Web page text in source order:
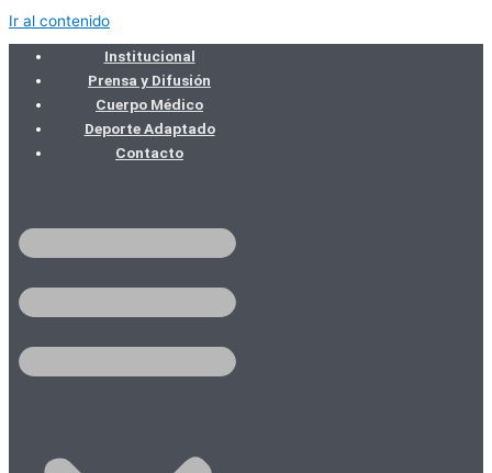
Ir al contenido
Institucional
Prensa y Difusión
Cuerpo Médico
Deporte Adaptado
Contacto